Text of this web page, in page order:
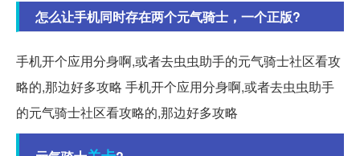
怎么让手机同时存在两个元气骑士，一个正版?
手机开个应用分身啊,或者去虫虫助手的元气骑士社区看攻
略的,那边好多攻略 手机开个应用分身啊,或者去虫虫助手
的元气骑士社区看攻略的,那边好多攻略